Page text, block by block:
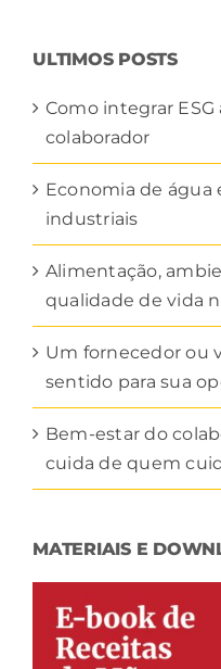
ULTIMOS POSTS
Como integrar
colaborador
Economia de água
industriais
Alimentação,
qualidade de vida
Um fornecedor ou
sentido para sua
Bem-estar do
cuida de quem
MATERIAIS E